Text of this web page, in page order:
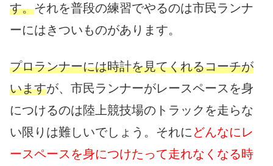
す。それを普段の練習でやるのは市民ランナ
ーにはきついものがあります。
プロランナーには時計を見てくれるコーチが
いますが、市民ランナーがレースペースを身
につけるのは陸上競技場のトラックを走らな
い限りは難しいでしょう。それに どんなにレ
ースペースを身につけたって走れなくなる時